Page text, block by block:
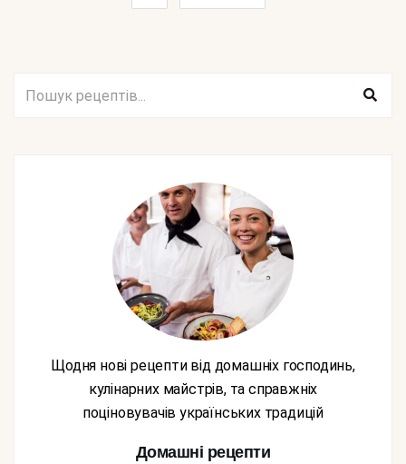
Щодня нові рецепти від домашніх господинь,
кулінарних майстрів, та справжніх
поціновувачів українських традицій
Домашні рецепти